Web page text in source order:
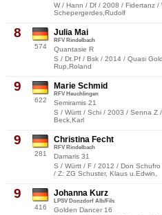
W / Hann / Df / 2008 / Fidertanz /
Schepergerdes,Rudolf
8
574
Julia Mai
RFV Rindelbach
Quantasie R
S / Dt.Pf / Bsk / 2014 / Quasi
Rup,Roland
9
622
Marie Schmid
RFV Heuchlingen
Semiramis 21
S / Württ / Schi / 2003 / Senna Z
Beck,Karl
9
281
Christina Fecht
RFV Rindelbach
Damaris 31
S / Württ / F / 2012 / Don
/ Z: ZG Schuster, Klaus u.Edwin,
9
416
Johanna Kurz
LPSV Donzdorf Alb/Fils
Golden Dancer 16